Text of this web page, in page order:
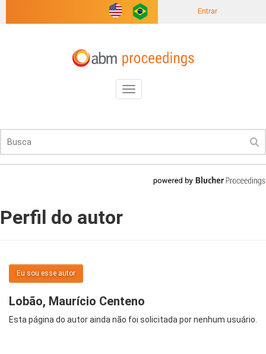
Entrar
Toggle
navigation
Perfil do autor
Eu sou esse autor
Lobão, Maurício Centeno
Esta página do autor ainda não foi solicitada por nenhum usuário.